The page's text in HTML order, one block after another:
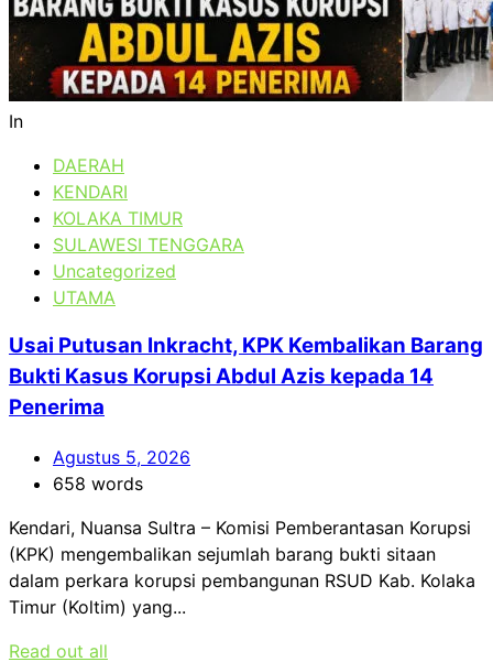
In
DAERAH
KENDARI
KOLAKA TIMUR
SULAWESI TENGGARA
Uncategorized
UTAMA
Usai Putusan Inkracht, KPK Kembalikan Barang
Bukti Kasus Korupsi Abdul Azis kepada 14
Penerima
Agustus 5, 2026
658 words
Kendari, Nuansa Sultra – Komisi Pemberantasan Korupsi
(KPK) mengembalikan sejumlah barang bukti sitaan
dalam perkara korupsi pembangunan RSUD Kab. Kolaka
Timur (Koltim) yang...
Read out all